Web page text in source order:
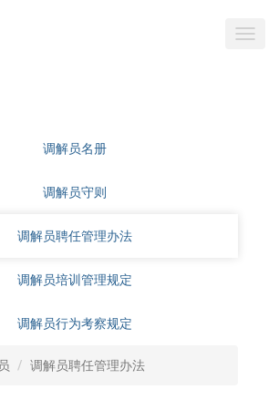
调解员名册
调解员守则
调解员聘任管理办法
调解员培训管理规定
调解员行为考察规定
调解员聘任管理办法